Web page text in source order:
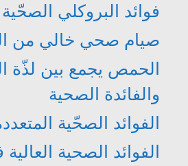
فوائد البروكلي
صيام صحي خالي من
الحمص يجمع بين لذّة
والفائدة الصحية
الفوائد الصحّية
الفوائد الصحية